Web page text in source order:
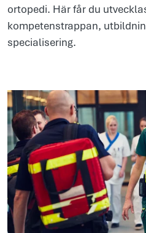
ortopedi. Här får du
kompetenstrappan,
specialisering.